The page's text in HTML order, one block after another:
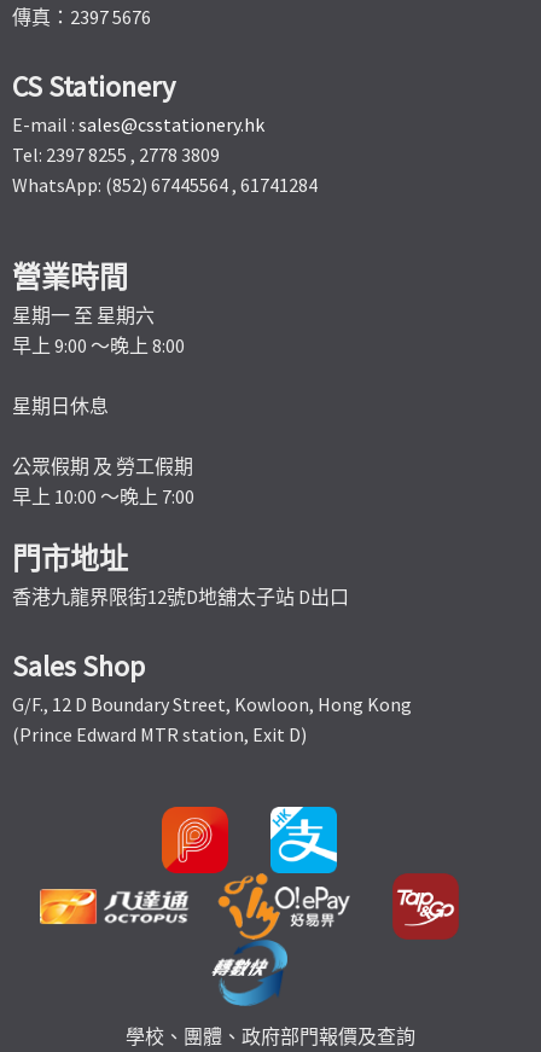
傳真：2397 5676
CS Stationery
E-mail : sales@csstationery.hk
Tel: 2397 8255 , 2778 3809
WhatsApp: (852) 67445564 , 61741284
營業時間
星期一 至 星期六
早上 9:00 ～晚上 8:00
星期日休息
公眾假期 及 勞工假期
早上 10:00 ～晚上 7:00
門市地址
香港九龍界限街12號D地舖太子站 D出口
Sales Shop
G/F., 12 D Boundary Street, Kowloon, Hong Kong
(Prince Edward MTR station, Exit D)
學校、團體、政府部門報價及查詢